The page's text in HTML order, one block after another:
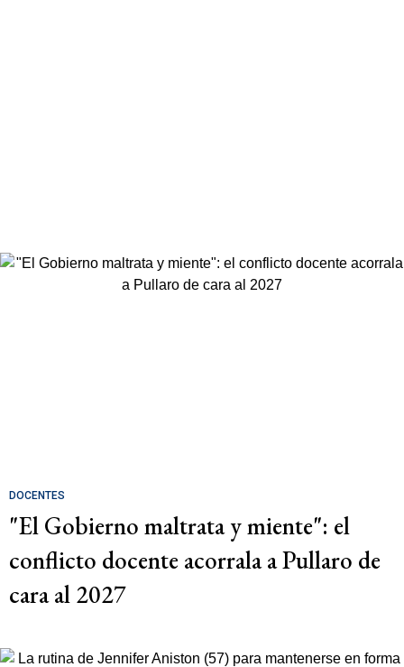
DOCENTES
"El Gobierno maltrata y miente": el
conflicto docente acorrala a Pullaro de
cara al 2027